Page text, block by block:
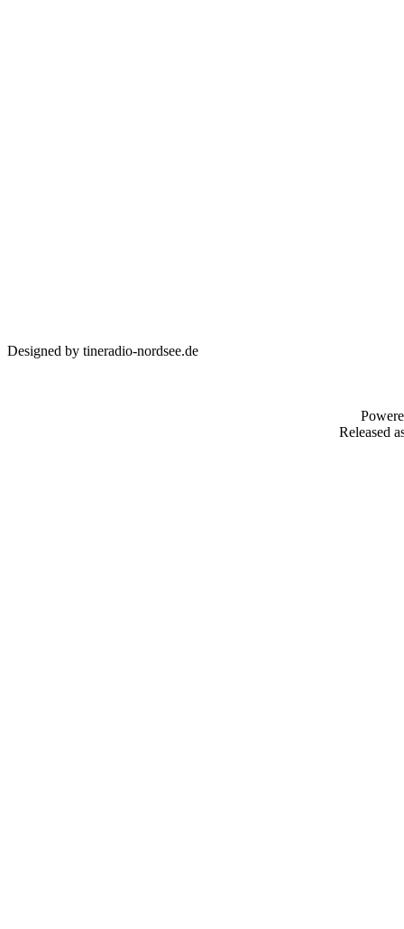
Designed by tineradio-nordsee.de
Released